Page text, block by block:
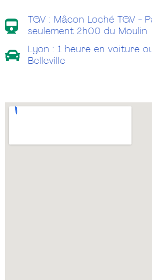
TGV : Mâcon Loché TGV -
seulement 2h00 du Moulin
Lyon : 1 heure en voiture
Belleville